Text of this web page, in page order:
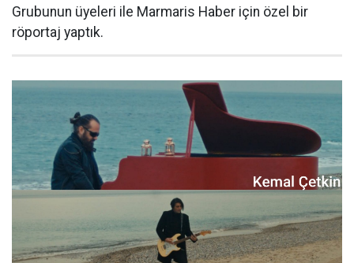
Grubunun üyeleri ile Marmaris Haber için özel bir
röportaj yaptık.